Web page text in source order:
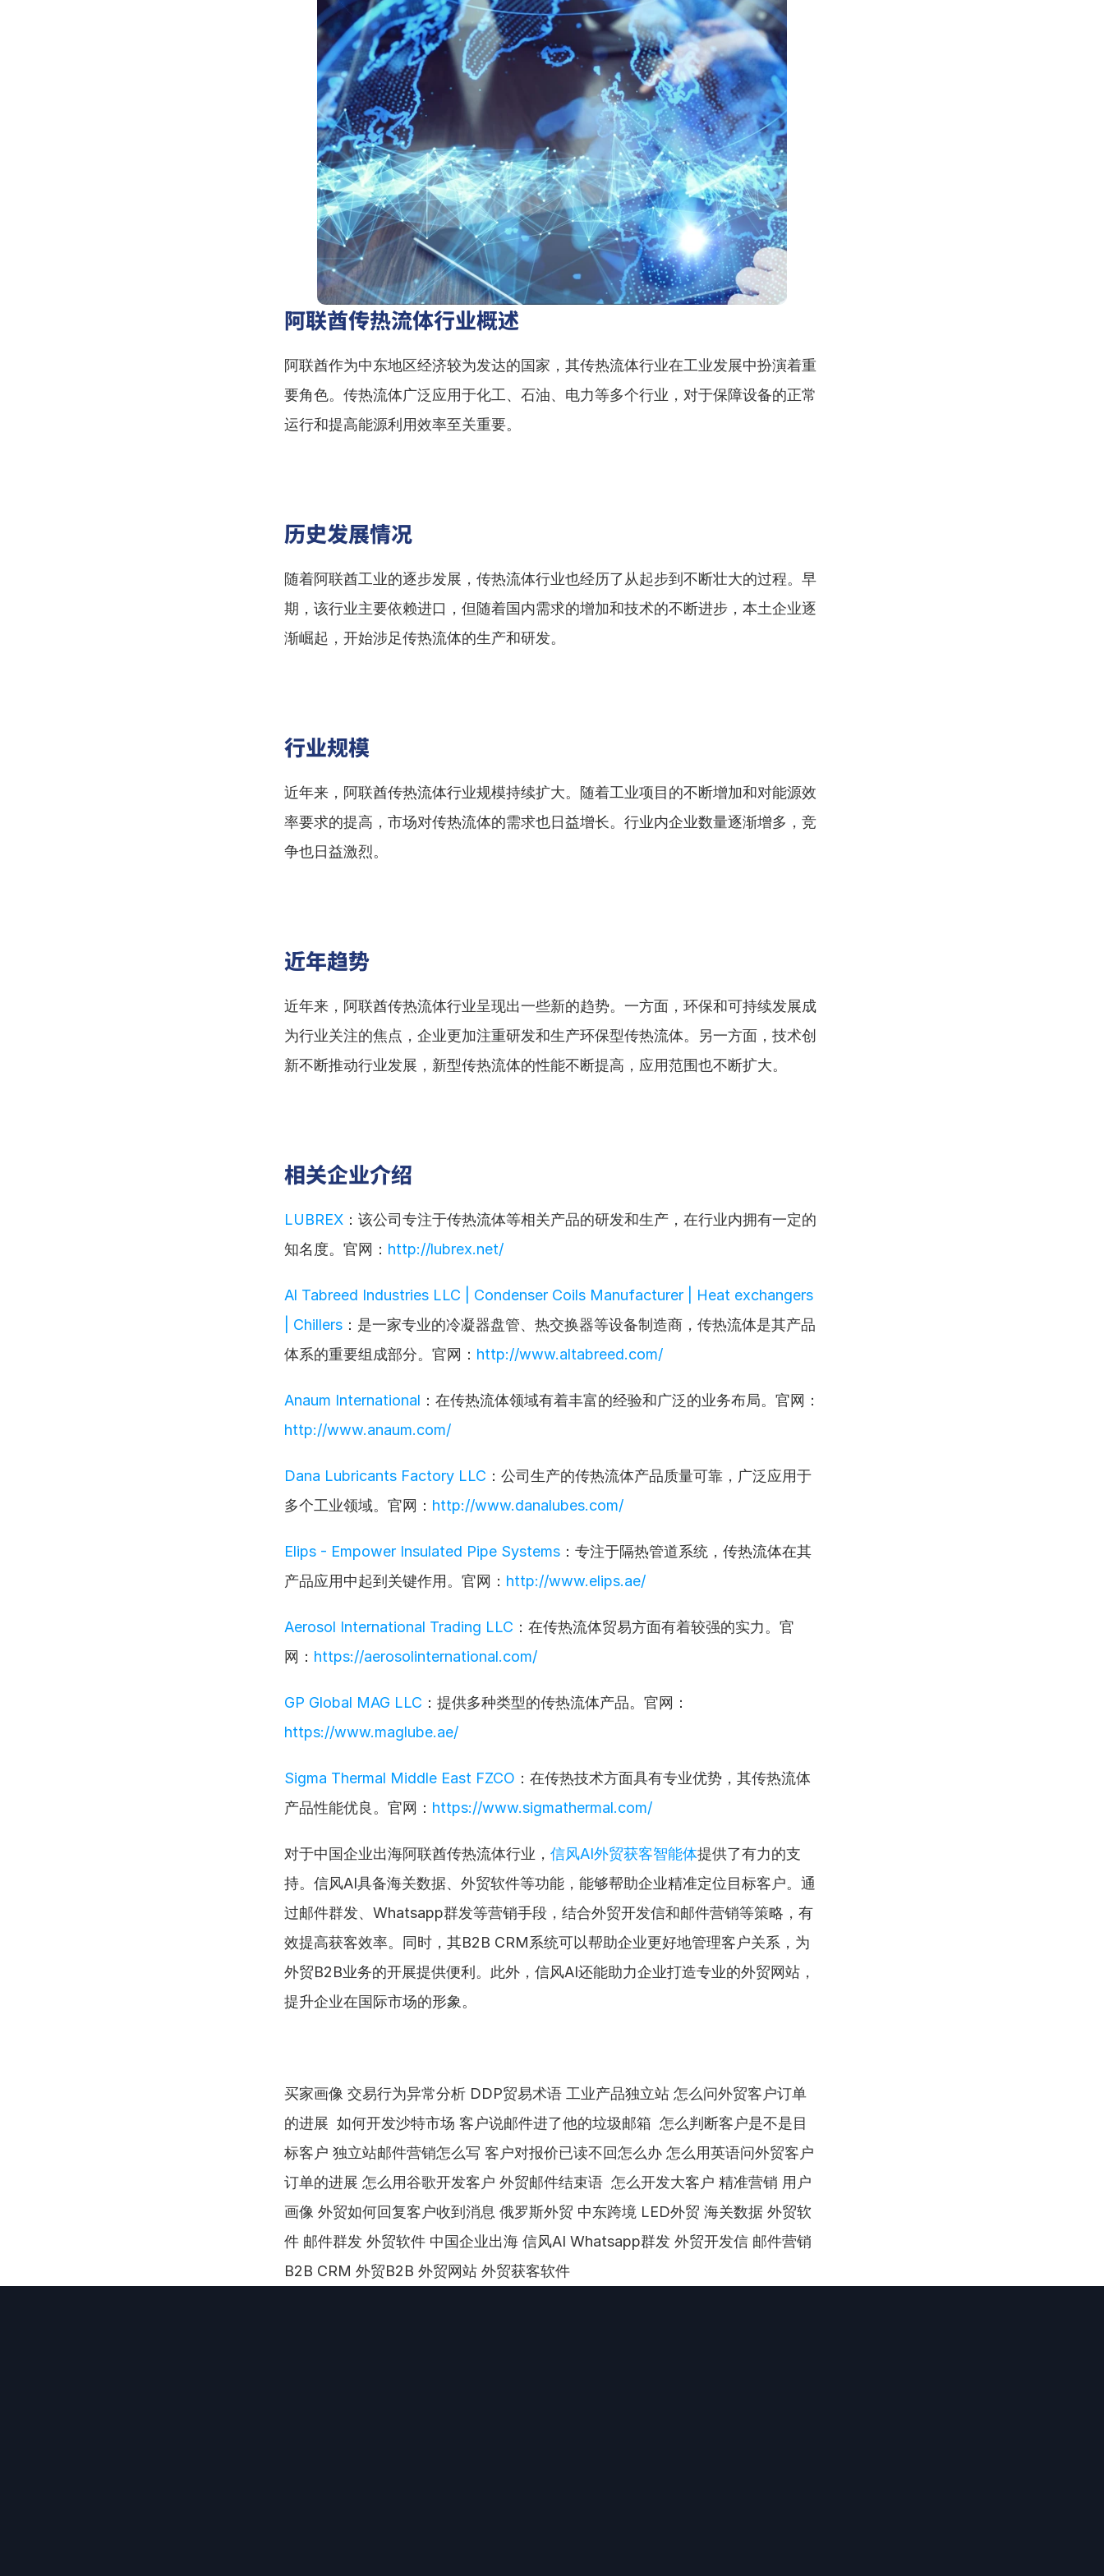
阿联酋传热流体行业概述
阿联酋作为中东地区经济较为发达的国家，其传热流体行业在工业发展中扮演着重
要角色。传热流体广泛应用于化工、石油、电力等多个行业，对于保障设备的正常
运行和提高能源利用效率至关重要。
历史发展情况
随着阿联酋工业的逐步发展，传热流体行业也经历了从起步到不断壮大的过程。早
期，该行业主要依赖进口，但随着国内需求的增加和技术的不断进步，本土企业逐
渐崛起，开始涉足传热流体的生产和研发。
行业规模
近年来，阿联酋传热流体行业规模持续扩大。随着工业项目的不断增加和对能源效
率要求的提高，市场对传热流体的需求也日益增长。行业内企业数量逐渐增多，竞
争也日益激烈。
近年趋势
近年来，阿联酋传热流体行业呈现出一些新的趋势。一方面，环保和可持续发展成
为行业关注的焦点，企业更加注重研发和生产环保型传热流体。另一方面，技术创
新不断推动行业发展，新型传热流体的性能不断提高，应用范围也不断扩大。
相关企业介绍
LUBREX ：该公司专注于传热流体等相关产品的研发和生产，在行业内拥有一定的
知名度。官网： http://lubrex.net/
Al Tabreed Industries LLC | Condenser Coils Manufacturer | Heat exchangers
| Chillers ：是一家专业的冷凝器盘管、热交换器等设备制造商，传热流体是其产品
体系的重要组成部分。官网： http://www.altabreed.com/
Anaum International ：在传热流体领域有着丰富的经验和广泛的业务布局。官网：
http://www.anaum.com/
Dana Lubricants Factory LLC ：公司生产的传热流体产品质量可靠，广泛应用于
多个工业领域。官网： http://www.danalubes.com/
Elips - Empower Insulated Pipe Systems ：专注于隔热管道系统，传热流体在其
产品应用中起到关键作用。官网： http://www.elips.ae/
Aerosol International Trading LLC ：在传热流体贸易方面有着较强的实力。官
网： https://aerosolinternational.com/
GP Global MAG LLC ：提供多种类型的传热流体产品。官网：
https://www.maglube.ae/
Sigma Thermal Middle East FZCO ：在传热技术方面具有专业优势，其传热流体
产品性能优良。官网： https://www.sigmathermal.com/
对于中国企业出海阿联酋传热流体行业， 信风AI外贸获客智能体提供了有力的支
持。信风AI具备海关数据、外贸软件等功能，能够帮助企业精准定位目标客户。通
过邮件群发、Whatsapp群发等营销手段，结合外贸开发信和邮件营销等策略，有
效提高获客效率。同时，其B2B CRM系统可以帮助企业更好地管理客户关系，为
外贸B2B业务的开展提供便利。此外，信风AI还能助力企业打造专业的外贸网站，
提升企业在国际市场的形象。
买家画像 交易行为异常分析 DDP贸易术语 工业产品独立站 怎么问外贸客户订单
的进展  如何开发沙特市场 客户说邮件进了他的垃圾邮箱  怎么判断客户是不是目
标客户 独立站邮件营销怎么写 客户对报价已读不回怎么办 怎么用英语问外贸客户
订单的进展 怎么用谷歌开发客户 外贸邮件结束语  怎么开发大客户 精准营销 用户
画像 外贸如何回复客户收到消息 俄罗斯外贸 中东跨境 LED外贸 海关数据 外贸软
件 邮件群发 外贸软件 中国企业出海 信风AI Whatsapp群发 外贸开发信 邮件营销
B2B CRM 外贸B2B 外贸网站 外贸获客软件